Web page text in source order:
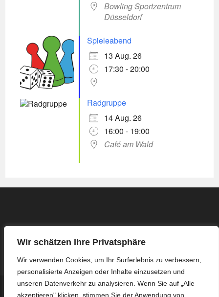
Wir schätzen Ihre Privatsphäre
Wir verwenden Cookies, um Ihr Surferlebnis zu verbessern,
personalisierte Anzeigen oder Inhalte einzusetzen und
unseren Datenverkehr zu analysieren. Wenn Sie auf „Alle
akzeptieren" klicken, stimmen Sie der Anwendung von
Bowling Sportzentrum
Düsseldorf
Spieleabend
13 Aug. 26
17:30 - 20:00
Radgruppe
14 Aug. 26
16:00 - 19:00
Café am Wald
Kontakt
Impressum / Datenschutzerklärung
Protokoll Basis-Treffen – 16.03.2026
Protokoll Basis-Treffen – 13.04.2026